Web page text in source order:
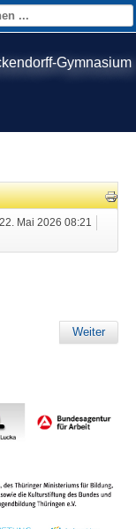
Gymnasium
Mai 2026 08:21
Weiter